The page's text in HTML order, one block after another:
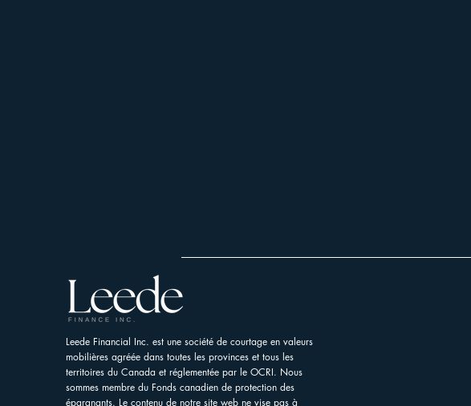
Leede Financial Inc. est une société de courtage en valeurs
mobilières agréée dans toutes les provinces et tous les
territoires du Canada et réglementée par le OCRI. Nous
sommes membre du Fonds canadien de protection des
épargnants. Le contenu de notre site web ne vise pas à